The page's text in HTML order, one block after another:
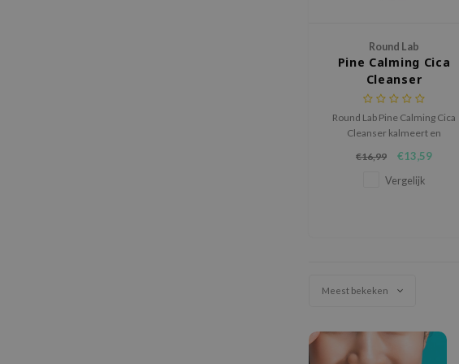
Round Lab
Pine Calming Cica
Cleanser
Round Lab Pine Calming Cica
Cleanser kalmeert en
gevoelige, acne-gevoelige huid
met dennenboomextract,
€16,99 €13,59
Vergelijk
Meest bekeken